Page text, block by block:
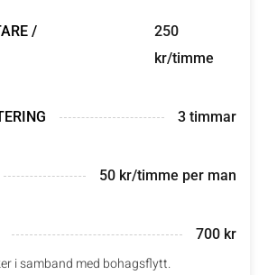
/
250
kr/timme
3 timmar
50 kr/timme per man
700 kr
i samband med bohagsflytt.